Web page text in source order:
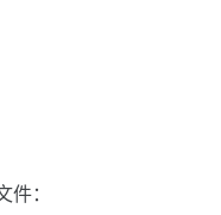
：